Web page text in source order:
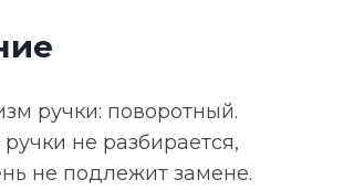
ручки: поворотный.
не разбирается,
не подлежит замене.